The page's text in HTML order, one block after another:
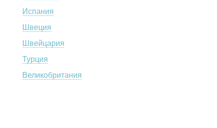
Испания
Швеция
Швейцария
Турция
Великобритания